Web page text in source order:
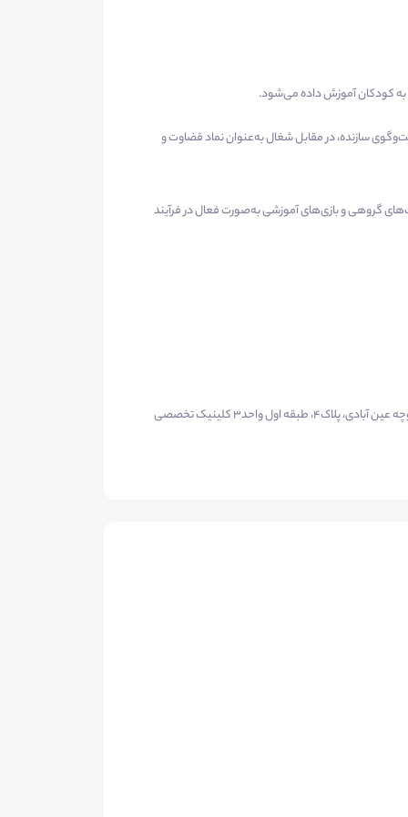
به کودکان آموزش داده می‌شود.
سازنده، در مقابل شغال به‌عنوان نماد قضاوت و
گروهی و بازی‌های آموزشی به‌صورت فعال در فرآیند
تهران، دولت، اتوبان شهید کلاهدوز، بین خیابان دیباجی جنوبی و اختیاریه، کوچه عین آبادی، پلاک۴، طبقه اول واحد۳ کلینیک تخصصی